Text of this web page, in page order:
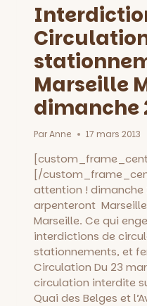
Marseille
dimanche
ParAnne 17 mars 2013
[/
attention ! dimanche
arpenteront
Marseille. Ce qui
interdictions de
stationnements, et
Circulation Du 23
circulation interdite
Quai des Belges et